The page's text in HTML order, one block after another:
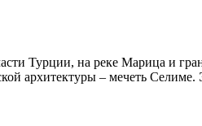
Турции, на реке Марица и
архитектуры – мечеть